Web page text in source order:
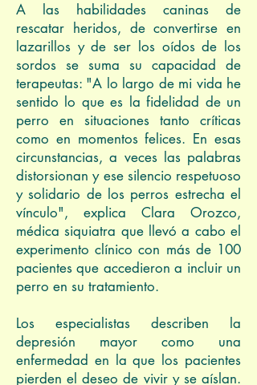
A las habilidades caninas de
rescatar heridos, de convertirse en
lazarillos y de ser los oídos de los
sordos se suma su capacidad de
terapeutas: "A lo largo de mi vida he
sentido lo que es la fidelidad de un
perro en situaciones tanto críticas
como en momentos felices. En esas
circunstancias, a veces las palabras
distorsionan y ese silencio respetuoso
y solidario de los perros estrecha el
vínculo", explica Clara Orozco,
médica siquiatra que llevó a cabo el
experimento clínico con más de 100
pacientes que accedieron a incluir un
perro en su tratamiento.
Los especialistas describen la
depresión mayor como una
enfermedad en la que los pacientes
pierden el deseo de vivir y se aíslan.